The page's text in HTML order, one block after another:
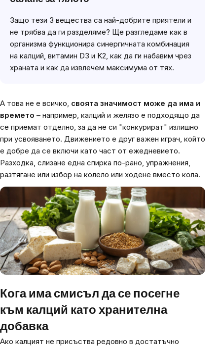
Защо тези 3 вещества са най-добрите приятели и
не трябва да ги разделяме? Ще разгледаме как в
организма функционира синергичната комбинация
на калций, витамин D3 и K2, как да ги набавим чрез
храната и как да извлечем максимума от тях.
А това не е всичко, своята значимост може да има и
времето – например, калций и желязо е подходящо да
се приемат отделно, за да не си "конкурират" излишно
при усвояването. Движението е друг важен играч, който
е добре да се включи като част от ежедневието.
Разходка, слизане една спирка по-рано, упражнения,
разтягане или избор на колело или ходене вместо кола.
Кога има смисъл да се посегне
към калций като хранителна
добавка
Ако калцият не присъства редовно в достатъчно